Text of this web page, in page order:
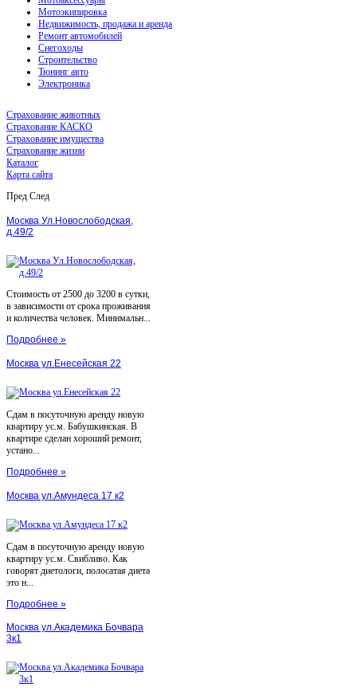
Мотоэкипировка
Недвижимость, продажа и аренда
Ремонт автомобилей
Снегоходы
Строительство
Тюнинг авто
Электроника
Страхование животных
Страхование КАСКО
Страхование имущества
Страхование жизни
Каталог
Карта сайта
Пред След
Москва Ул.Новослободская,
д.49/2
Стоимость от 2500 до 3200 в сутки,
в зависимости от срока проживания
и количества человек. Минимальн...
Подробнее »
Москва ул.Енесейская 22
Сдам в посуточную аренду новую
квартиру ус.м. Бабушкинская. В
квартире сделан хороший ремонт,
устано...
Подробнее »
Москва ул.Амундеса 17 к2
Сдам в посуточную аренду новую
квартиру ус.м. Свибливо. Как
говорят диетологи, полосатая диета
это н...
Подробнее »
Москва ул.Академика Бочвара
3к1